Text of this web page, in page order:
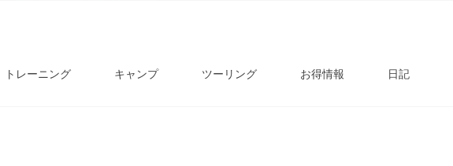
トレーニング キャンプ ツーリング お得情報 日記